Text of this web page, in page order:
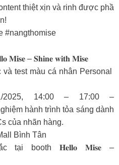
thiệt xịn và rinh được phầ
#nangthomise
𝐌𝐢𝐬𝐞 – 𝐒𝐡𝐢𝐧𝐞 𝐰𝐢𝐭𝐡 𝐌𝐢𝐬𝐞
test màu cá nhân Personal
14:00 – 17:00 –
hành trình tỏa sáng dành
của nhãn hàng.
Bình Tân
tại booth 𝐇𝐞𝐥𝐥𝐨 𝐌𝐢𝐬𝐞 –